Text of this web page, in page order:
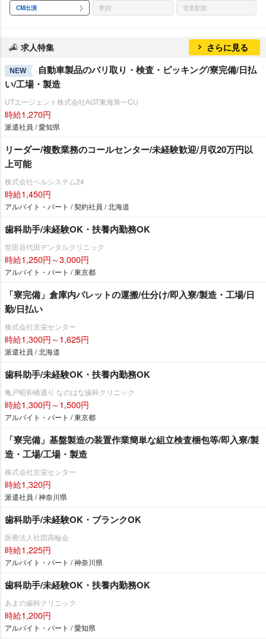
CM出演 歌詞 音楽配信
求人特集 さらに見る
NEW
自動車製品のバリ取り・検査・ピッキング/寮完備/日払
い/工場・製造
UTエージェント株式会社AGT東海第一CU
時給1,270円
派遣社員 / 愛知県
リーダー/複数業務のコールセンター/未経験歓迎/月収20万円以
上可能
株式会社ベルシステム24
時給1,450円
アルバイト・パート / 契約社員 / 北海道
歯科助手/未経験OK・扶養内勤務OK
世田谷代田デンタルクリニック
時給1,250円～3,000円
アルバイト・パート / 東京都
「寮完備」倉庫内パレットの運搬/仕分け/即入寮/製造・工場/日
勤/日払い
株式会社京栄センター
時給1,300円～1,625円
派遣社員 / 北海道
歯科助手/未経験OK・扶養内勤務OK
亀戸昭和橋通り なのはな歯科クリニック
時給1,300円～1,500円
アルバイト・パート / 東京都
「寮完備」基盤製造の装置作業簡単な組立検査梱包等/即入寮/製
造・工場/工場・製造
株式会社京栄センター
時給1,320円
派遣社員 / 神奈川県
歯科助手/未経験OK・ブランクOK
医療法人社団高輪会
時給1,225円
アルバイト・パート / 神奈川県
歯科助手/未経験OK・扶養内勤務OK
あまの歯科クリニック
時給1,200円
アルバイト・パート / 愛知県